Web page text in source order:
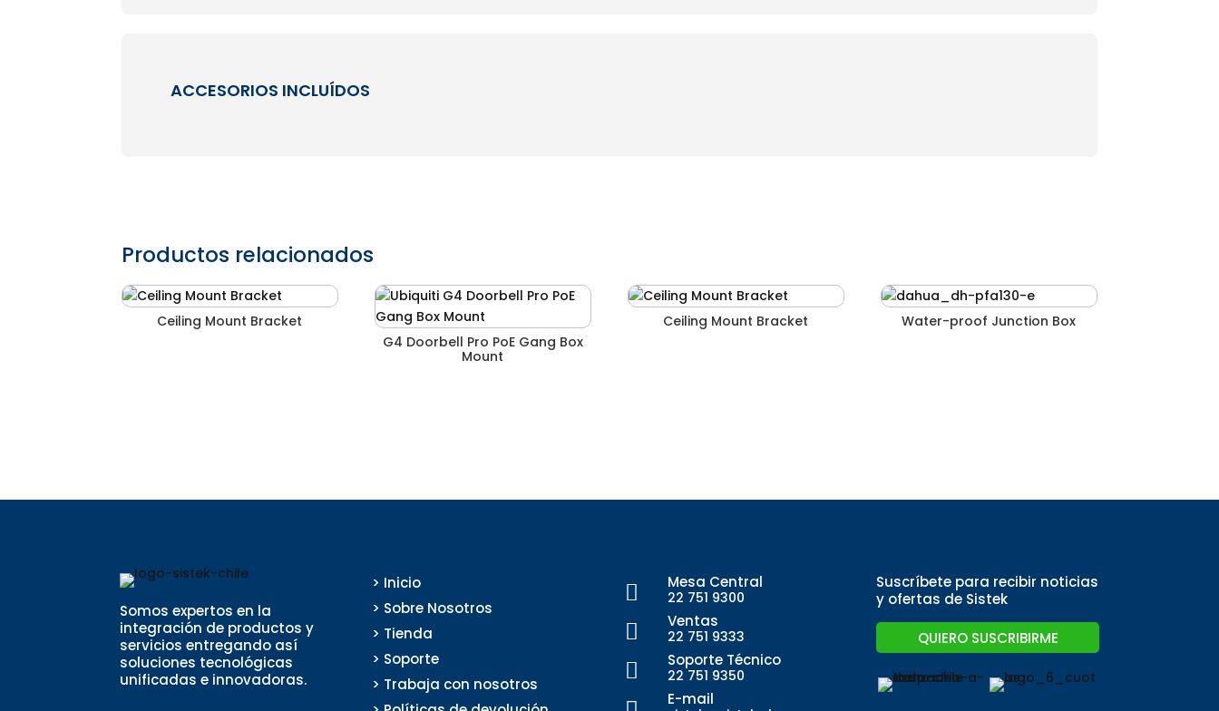
ACCESORIOS INCLUÍDOS
Productos relacionados
Ceiling Mount Bracket
G4 Doorbell Pro PoE Gang Box
Mount
Ceiling Mount Bracket Water-proof Junction Box
Somos expertos en la
integración de productos y
servicios entregando así
soluciones tecnológicas
unificadas e innovadoras.
> Inicio
> Sobre Nosotros
> Tienda
> Soporte
> Trabaja con nosotros
 Mesa Central
22 751 9300
 Ventas
22 751 9333
 Soporte Técnico
22 751 9350
E-mail
Suscríbete para recibir noticias
y ofertas de Sistek
QUIERO SUSCRIBIRME